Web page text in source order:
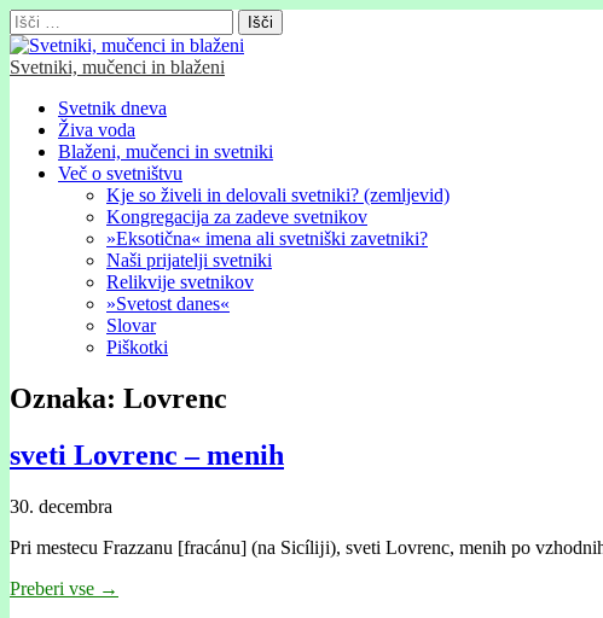
Išči:
Svetniki, mučenci in blaženi
Glavni
meni
Skip
content
Svetnik dneva
Živa voda
Blaženi, mučenci in svetniki
Več o svetništvu
Kje so živeli in delovali svetniki? (zemljevid)
Kongregacija za zadeve svetnikov
»Eksotična« imena ali svetniški zavetniki?
Naši prijatelji svetniki
Relikvije svetnikov
»Svetost danes«
Slovar
Piškotki
Oznaka: Lovrenc
sveti Lovrenc – menih
30. decembra
Pri mestecu Frazzanu [fracánu] (na Sicílĳi), sveti Lovrenc, menih po
Preberi vse →